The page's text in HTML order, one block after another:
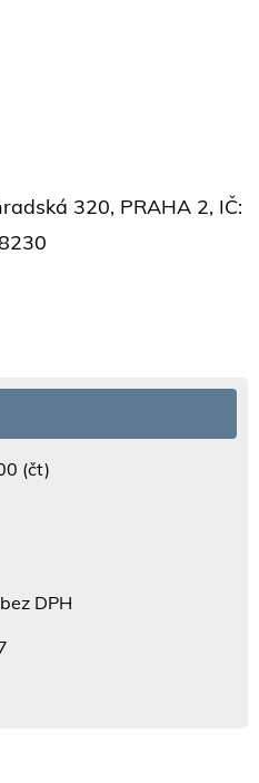
320, PRAHA 2, IČ:
(čt)
DPH